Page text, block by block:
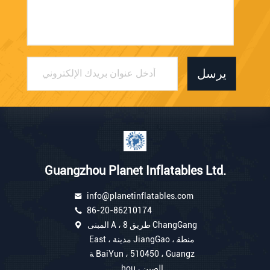
يرسل
Guangzhou Planet Inflatables Ltd.
info@planetinflatables.com
86-20-86210174
المبنى A ، 8 طريق ChangGang
East ، مدينة JiangGao ، منطق
ة BaiYun ، 510450 ، Guangz